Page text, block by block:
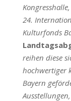
24.
Kulturfonds
reihen diese
hochwertiger
Bayern